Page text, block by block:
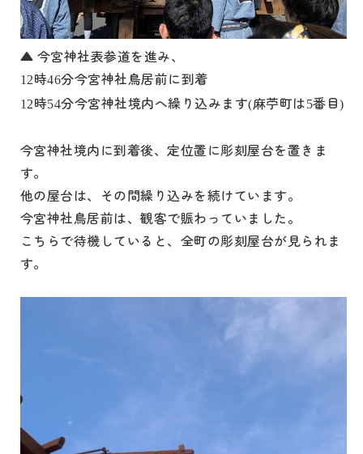
▲ 今宮神社表参道を進み、
12時46分今宮神社鳥居前に到着
12時54分今宮神社境内へ繰り込みます(麻苧町は5番目)
今宮神社境内に到着後、定位置に彫刻屋台を置きま
す。
他の屋台は、その間繰り込みを続けています。
今宮神社鳥居前は、観客で賑わっていました。
こちらで待機していると、全町の彫刻屋台が見られま
す。